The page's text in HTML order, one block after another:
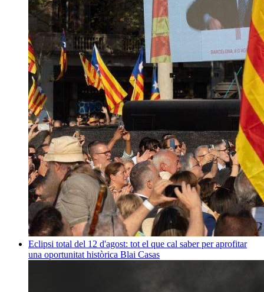
Eclipsi total del 12 d'agost: tot el que cal saber per aprofitar
una oportunitat històrica Blai Casas